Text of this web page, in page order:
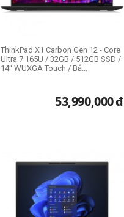
ThinkPad X1 Carbon Gen 12 - Core
Ultra 7 165U / 32GB / 512GB SSD /
14" WUXGA Touch / Bả...
53,990,000đ